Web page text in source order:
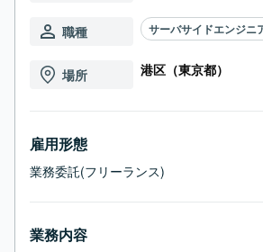
職種 サーバサイドエンジニ
場所 港区（東京都）
雇用形態
業務委託(フリーランス)
業務内容